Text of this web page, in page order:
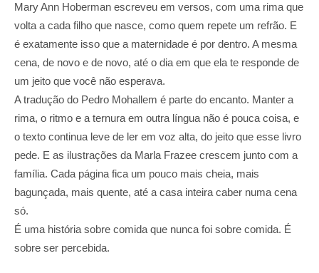
Mary Ann Hoberman escreveu em versos, com uma rima que
volta a cada filho que nasce, como quem repete um refrão. E
é exatamente isso que a maternidade é por dentro. A mesma
cena, de novo e de novo, até o dia em que ela te responde de
um jeito que você não esperava.
A tradução do Pedro Mohallem é parte do encanto. Manter a
rima, o ritmo e a ternura em outra língua não é pouca coisa, e
o texto continua leve de ler em voz alta, do jeito que esse livro
pede. E as ilustrações da Marla Frazee crescem junto com a
família. Cada página fica um pouco mais cheia, mais
bagunçada, mais quente, até a casa inteira caber numa cena
só.
É uma história sobre comida que nunca foi sobre comida. É
sobre ser percebida.